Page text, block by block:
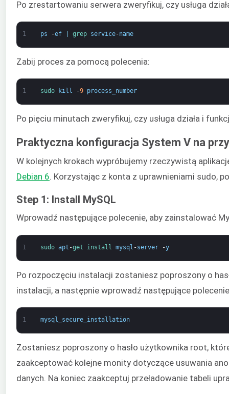
Po zrestartowaniu serwera zweryfikuj, czy usługa
1 ps -ef grep service-name
Zabij proces za pomocą polecenia:
1 sudo kill -9 process_number
Po pięciu minutach zweryfikuj, czy usługa działa i
Praktyczna konfiguracja System V na
W kolejnych krokach wypróbujemy rzeczywistą
Debian 6 . Korzystając z konta z uprawnieniami sudo,
Step 1: Install MySQL
Wprowadź następujące polecenie, aby zainstalować
1 sudo apt -get install mysql -server -y
Po rozpoczęciu instalacji zostaniesz poproszony o
instalacji, a następnie wprowadź następujące
1 mysql_secure_installation
Zostaniesz poproszony o hasło użytkownika root,
zaakceptować kolejne monity dotyczące usuwania
danych. Na koniec zaakceptuj przeładowanie tabeli